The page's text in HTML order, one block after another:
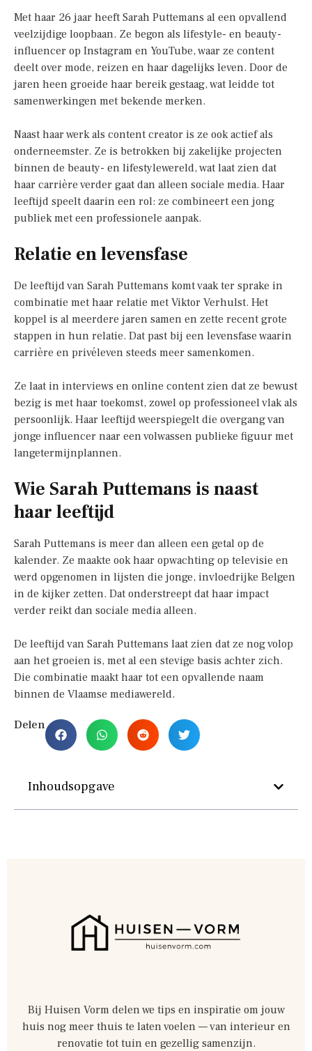
Met haar 26 jaar heeft Sarah Puttemans al een opvallend
veelzijdige loopbaan. Ze begon als lifestyle- en beauty-
influencer op Instagram en YouTube, waar ze content
deelt over mode, reizen en haar dagelijks leven. Door de
jaren heen groeide haar bereik gestaag, wat leidde tot
samenwerkingen met bekende merken.
Naast haar werk als content creator is ze ook actief als
onderneemster. Ze is betrokken bij zakelijke projecten
binnen de beauty- en lifestylewereld, wat laat zien dat
haar carrière verder gaat dan alleen sociale media. Haar
leeftijd speelt daarin een rol: ze combineert een jong
publiek met een professionele aanpak.
Relatie en levensfase
De leeftijd van Sarah Puttemans komt vaak ter sprake in
combinatie met haar relatie met Viktor Verhulst. Het
koppel is al meerdere jaren samen en zette recent grote
stappen in hun relatie. Dat past bij een levensfase waarin
carrière en privéleven steeds meer samenkomen.
Ze laat in interviews en online content zien dat ze bewust
bezig is met haar toekomst, zowel op professioneel vlak als
persoonlijk. Haar leeftijd weerspiegelt die overgang van
jonge influencer naar een volwassen publieke figuur met
langetermijnplannen.
Wie Sarah Puttemans is naast
haar leeftijd
Sarah Puttemans is meer dan alleen een getal op de
kalender. Ze maakte ook haar opwachting op televisie en
werd opgenomen in lijsten die jonge, invloedrijke Belgen
in de kijker zetten. Dat onderstreept dat haar impact
verder reikt dan sociale media alleen.
De leeftijd van Sarah Puttemans laat zien dat ze nog volop
aan het groeien is, met al een stevige basis achter zich.
Die combinatie maakt haar tot een opvallende naam
binnen de Vlaamse mediawereld.
Delen
Inhoudsopgave
Bij Huisen Vorm delen we tips en inspiratie om jouw
huis nog meer thuis te laten voelen — van interieur en
renovatie tot tuin en gezellig samenzijn.